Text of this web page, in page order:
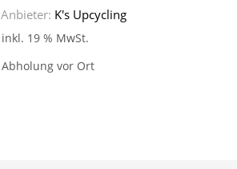
Anbieter: K's Upcycling
inkl. 19 % MwSt.
Abholung vor Ort